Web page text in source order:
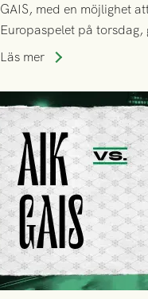
GAIS, med en möjlighet
Europaspelet på
Stockholm . Men trots
lyckades få in 2-0.
Läs mer